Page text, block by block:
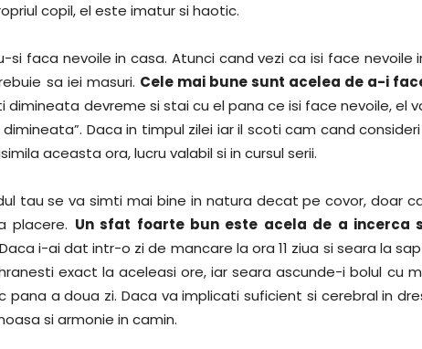
copil, el este imatur si haotic.
si faca nevoile in casa. Atunci cand vezi ca isi face nevoile
sa iei masuri. Cele mai bune sunt acelea de a-i
dimineata devreme si stai cu el pana ce isi face nevoile, el
Daca in timpul zilei iar il scoti cam cand
aceasta ora, lucru valabil si in cursul serii.
tau se va simti mai bine in natura decat pe covor, doar
placere. Un sfat foarte bun este acela de a incerca
i-ai dat intr-o zi de mancare la ora 11 ziua si seara la
exact la aceleasi ore, iar seara ascunde-i bolul cu
pana a doua zi. Daca va implicati suficient si cerebral in
si armonie in camin.